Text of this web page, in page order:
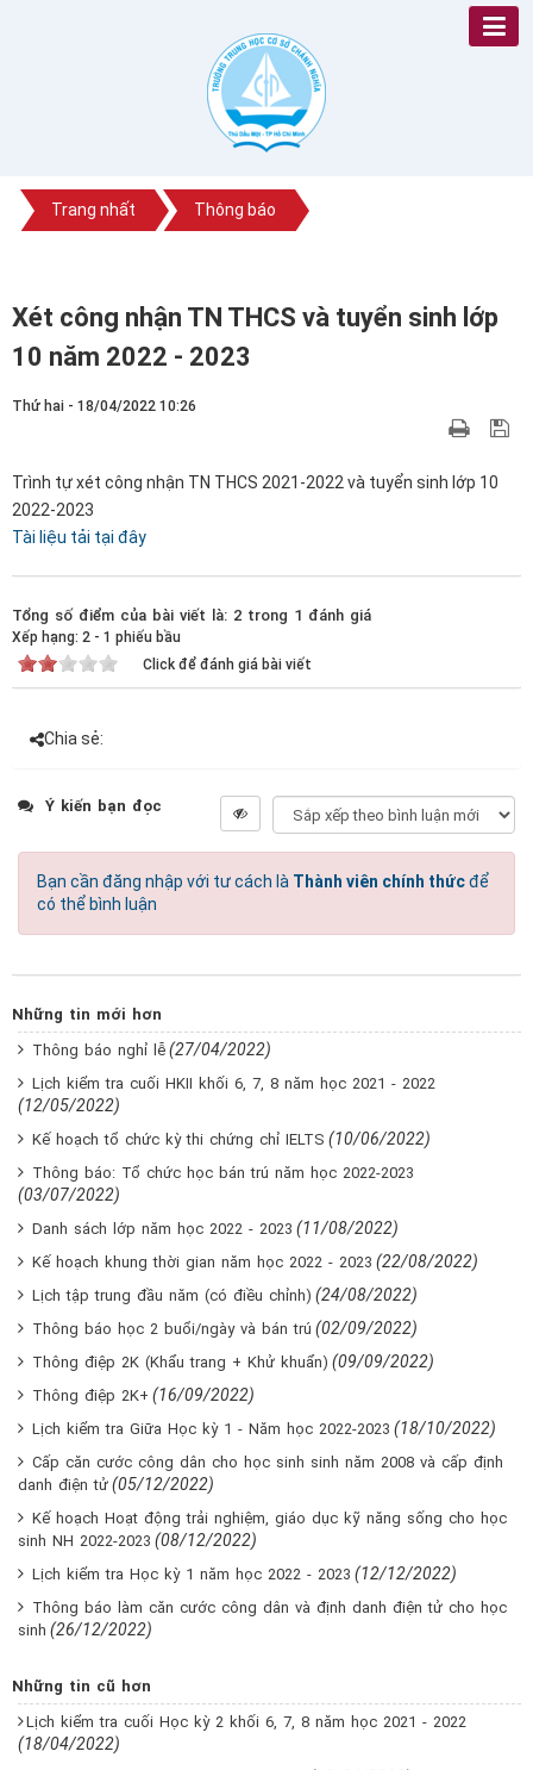
Trang nhất Thông báo
Xét công nhận TN THCS và tuyển sinh lớp
10 năm 2022 - 2023
Thứ hai - 18/04/2022 10:26
Trình tự xét công nhận TN THCS 2021-2022 và tuyển sinh lớp 10
2022-2023
Tài liệu tải tại đây
Tổng số điểm của bài viết là: 2 trong 1 đánh giá
Xếp hạng: 2 - 1 phiếu bầu
Click để đánh giá bài viết
Chia sẻ:
Ý kiến bạn đọc
Bạn cần đăng nhập với tư cách là Thành viên chính thứcđể
có thể bình luận
Những tin mới hơn
Thông báo nghỉ lễ (27/04/2022)
Lịch kiểm tra cuối HKII khối 6, 7, 8 năm học 2021 - 2022
(12/05/2022)
Kế hoạch tổ chức kỳ thi chứng chỉ IELTS (10/06/2022)
Thông báo: Tổ chức học bán trú năm học 2022-2023
(03/07/2022)
Danh sách lớp năm học 2022 - 2023 (11/08/2022)
Kế hoạch khung thời gian năm học 2022 - 2023 (22/08/2022)
Lịch tập trung đầu năm (có điều chỉnh) (24/08/2022)
Thông báo học 2 buổi/ngày và bán trú (02/09/2022)
Thông điệp 2K (Khẩu trang + Khử khuẩn) (09/09/2022)
Thông điệp 2K+ (16/09/2022)
Lịch kiểm tra Giữa Học kỳ 1 - Năm học 2022-2023 (18/10/2022)
Cấp căn cước công dân cho học sinh sinh năm 2008 và cấp định
danh điện tử (05/12/2022)
Kế hoạch Hoạt động trải nghiệm, giáo dục kỹ năng sống cho học
sinh NH 2022-2023 (08/12/2022)
Lịch kiểm tra Học kỳ 1 năm học 2022 - 2023 (12/12/2022)
Thông báo làm căn cước công dân và định danh điện tử cho học
sinh (26/12/2022)
Những tin cũ hơn
Lịch kiểm tra cuối Học kỳ 2 khối 6, 7, 8 năm học 2021 - 2022
(18/04/2022)